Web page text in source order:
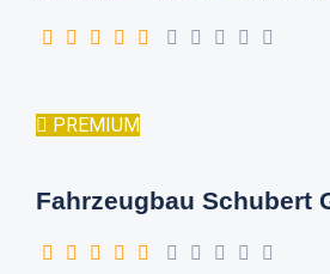
PREMIUM
Fahrzeugbau Schubert